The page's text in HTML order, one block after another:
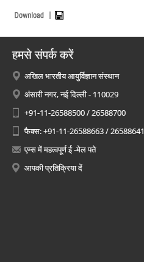
हमसे संपर्क करें
अखिल भारतीय आयुर्विज्ञान संस्थान
अंसारी नगर, नई दिल्ली - 110029
+91-11-26588500 / 26588700
फैक्स: +91-11-26588663 / 26588641
एम्स में महत्वपूर्ण ई -मेल पते
आपकी प्रतिक्रिया दें